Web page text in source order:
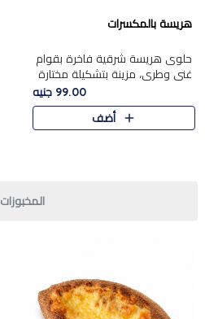
هريسة بالمكسرات
حلوى هريسة شرقية فاخرة بقوام
غني وطري، مزينة بتشكيلة مختارة
من المكسرات الفاخرة التي تضيف
قرمشة مميزة ونكهة غنية في كل
قطعة. تجمع بين المذاق..
99.00 جنيه
أضف
المخبوزات